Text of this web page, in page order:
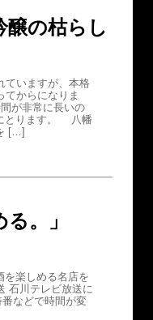
醸の枯らし
ていますが、本格
てからになりま
が非常に長いの
とります。 八幡
[…]
。」
を楽しめる名店を
石川テレビ放送に
などで時間が変